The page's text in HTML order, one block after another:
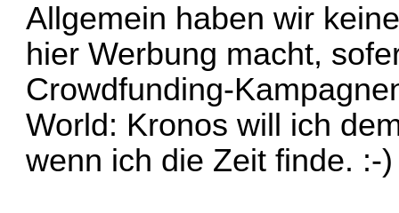
Allgemein haben wir
hier Werbung macht,
Crowdfunding-
World: Kronos will ich
wenn ich die Zeit finde. :-)